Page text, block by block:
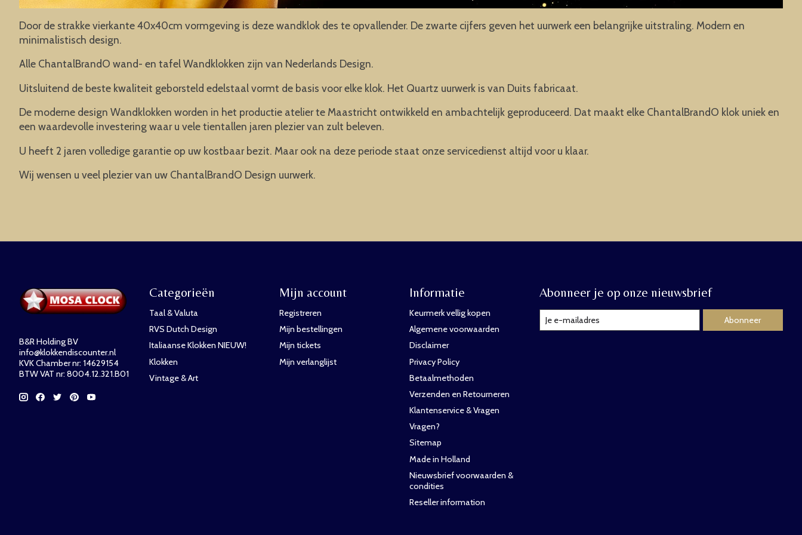
Door de strakke vierkante 40x40cm vormgeving is deze wandklok des te opvallender. De zwarte cijfers geven het uurwerk een belangrijke uitstraling. Modern en
minimalistisch design.
Alle ChantalBrandO wand- en tafel Wandklokken zijn van Nederlands Design.
Uitsluitend de beste kwaliteit geborsteld edelstaal vormt de basis voor elke klok. Het Quartz uurwerk is van Duits fabricaat.
De moderne design Wandklokken worden in het productie atelier te Maastricht ontwikkeld en ambachtelijk geproduceerd. Dat maakt elke ChantalBrandO klok uniek en
een waardevolle investering waar u vele tientallen jaren plezier van zult beleven.
U heeft 2 jaren volledige garantie op uw kostbaar bezit. Maar ook na deze periode staat onze servicedienst altijd voor u klaar.
Wij wensen u veel plezier van uw ChantalBrandO Design uurwerk.
B&R Holding BV
info@klokkendiscounter.nl
KVK Chamber nr: 14629154
BTW VAT nr: 8004.12.321.B01
Categorieën
Taal & Valuta
RVS Dutch Design
Italiaanse Klokken NIEUW!
Klokken
Vintage & Art
Mijn account
Registreren
Mijn bestellingen
Mijn tickets
Mijn verlanglijst
Informatie
Keurmerk vellig kopen
Algemene voorwaarden
Disclaimer
Privacy Policy
Betaalmethoden
Verzenden en Retourneren
Klantenservice & Vragen
Vragen?
Sitemap
Made in Holland
Nieuwsbrief voorwaarden &
condities
Reseller information
Abonneer je op onze nieuwsbrief
Abonneer